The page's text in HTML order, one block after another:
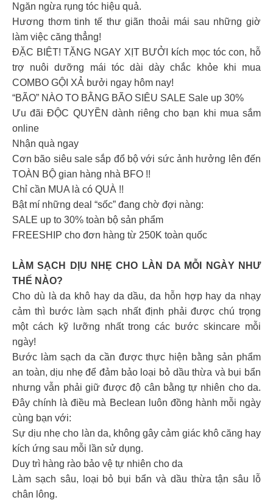
Ngăn ngừa rụng tóc hiệu quả.
Hương thơm tinh tế thư giãn thoải mái sau những giờ
làm việc căng thẳng!
ĐẶC BIỆT! TẶNG NGAY XỊT BƯỞI kích mọc tóc con, hỗ
trợ nuôi dưỡng mái tóc dài dày chắc khỏe khi mua
COMBO GỘI XẢ bưởi ngay hôm nay!
“BÃO” NÀO TO BẰNG BÃO SIÊU SALE Sale up 30%
Ưu đãi ĐỘC QUYỀN dành riêng cho bạn khi mua sắm
online
Nhận quà ngay
Cơn bão siêu sale sắp đổ bộ với sức ảnh hưởng lên đến
TOÀN BỘ gian hàng nhà BFO !!
Chỉ cần MUA là có QUÀ !!
Bật mí những deal “sốc” đang chờ đợi nàng:
SALE up to 30% toàn bộ sản phẩm
FREESHIP cho đơn hàng từ 250K toàn quốc
LÀM SẠCH DỊU NHẸ CHO LÀN DA MỖI NGÀY NHƯ
THẾ NÀO?
Cho dù là da khô hay da dầu, da hỗn hợp hay da nhạy
cảm thì bước làm sạch nhất định phải được chú trọng
một cách kỹ lưỡng nhất trong các bước skincare mỗi
ngày!
Bước làm sạch da cần được thực hiện bằng sản phẩm
an toàn, dịu nhẹ để đảm bảo loại bỏ dầu thừa và bụi bẩn
nhưng vẫn phải giữ được độ cân bằng tự nhiên cho da.
Đây chính là điều mà Beclean luôn đồng hành mỗi ngày
cùng bạn với:
Sự dịu nhẹ cho làn da, không gây cảm giác khô căng hay
kích ứng sau mỗi lần sử dụng.
Duy trì hàng rào bảo vệ tự nhiên cho da
Làm sạch sâu, loại bỏ bụi bẩn và dầu thừa tận sâu lỗ
chân lông.